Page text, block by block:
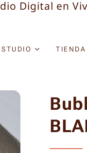
Digital en
TIENDA